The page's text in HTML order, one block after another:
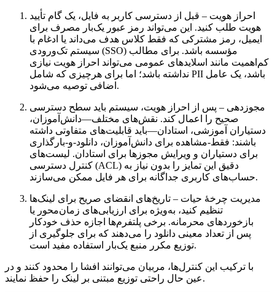
احراز هویت – قبل از دسترسی کاربر به فایل، یک گام تأیید
هویت طلب کنید. این می‌تواند رمز عبور یک‌بار مصرف برای
ایمیل، رمز مشترکی که فقط کلاس هدف می‌داند یا ادغام با
سیستم تک‌ورودی (SSO) مؤسسه باشد. برای مطالب
کم‌اهمیت مانند اسلایدهای عمومی می‌تواند احراز هویت نیازی
نداشته باشد؛ اما برای هرچیزی که شامل PII باشد، یک عامل
اضافی توصیه می‌شود.
مجوزدهی – پس از احراز هویت، سیستم باید سطح دسترسی
صحیح را اعمال کند. نقش‌های مختلف—دانش‌آموزان،
دستیاران آموزشی، استادان—باید قابلیت‌های متفاوتی داشته
باشند: فقط‑مشاهده برای دانش‌آموزان، دانلود‑و‑بارگذاری
برای دستیاران و ویرایش مجوزها برای استادان. لیست‌های
کنترل دسترسی (ACL) دقیق این تمایز را بدون نیاز به
حساب‌های کاربری جداگانه برای هر فایل ممکن می‌سازند.
مدیریت چرخهٔ حیات – تاریخ‌های انقضای صریح برای لینک‌ها
تنظیم کنید، به‌ویژه برای ارزیابی‌های زمان‌محور یا
بازخوردهای محرمانه. برخی پلتفرم‌ها اجازه حذف خودکار
پس از تعداد معینی دانلود را می‌دهند که برای جلوگیری از
توزیع مکرر منبع یک‌بار استفاده مفید است.
با ترکیب این کنترل‌ها، مربیان می‌توانند افشا را محدود کنند و در
عین حال راحتی توزیع مبتنی بر لینک را حفظ نمایند.